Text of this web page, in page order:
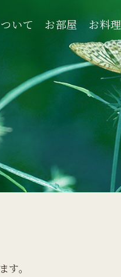
いて お部屋 お料理
いて お部屋 お料理
。